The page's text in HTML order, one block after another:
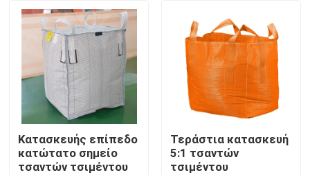
Σπίτι
Κατασκευής επίπεδο
κατώτατο σημείο
τσαντών τσιμέντου
Τεράστια κατασκευή
5:1 τσαντών
τσιμέντου